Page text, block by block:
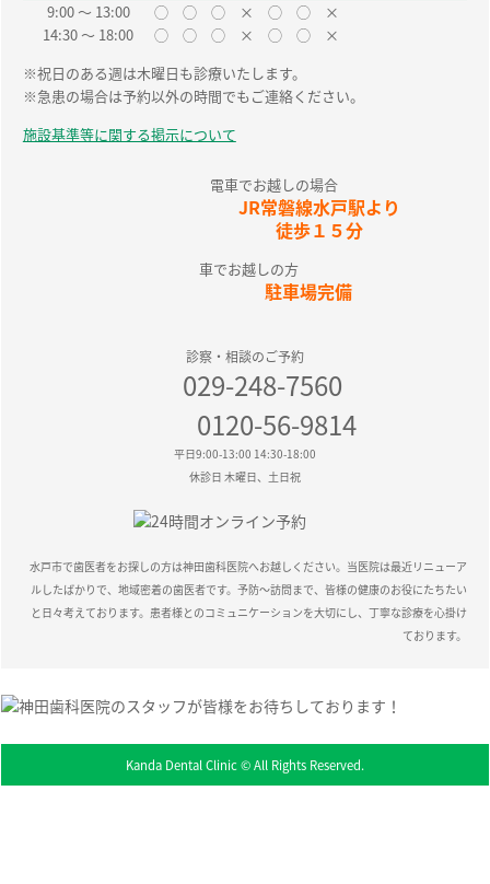
9:00 〜 13:00
◯ ◯ ◯ × ◯ ◯ ×
14:30 〜 18:00
◯ ◯ ◯ × ◯ ◯ ×
※祝日のある週は木曜日も診療いたします。
※急患の場合は予約以外の時間でもご連絡ください。
施設基準等に関する掲示について
電車でお越しの場合
JR常磐線水戸駅より
徒歩１５分
車でお越しの方
駐車場完備
診察・相談のご予約
029-248-7560
0120-56-9814
平日9:00-13:00 14:30-18:00
休診日 木曜日、土日祝
水戸市で歯医者をお探しの方は神田歯科医院へお越しください。 当医院は最近リニューア
ルしたばかりで、地域密着の歯医者です。予防～訪問まで、皆様の健康のお役にたちたい
と日々考えております。 患者様とのコミュニケーションを大切にし、丁寧な診療を心掛け
ております。
Kanda Dental Clinic © All Rights Reserved.